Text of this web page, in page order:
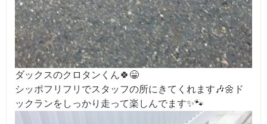
ダックスのクロタンくん🍀😁
シッポフリフリでスタッフの所にきてくれます🎶🌼ド
ックランをしっかり走って楽しんでます✨🐾